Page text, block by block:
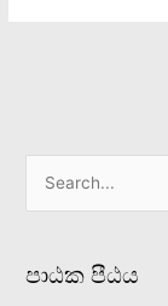
rපාඨක පීඨය